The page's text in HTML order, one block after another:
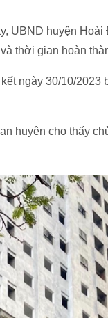
UBND huyện
thời gian hoàn
ngày 30/10/2023
huyện cho thấy